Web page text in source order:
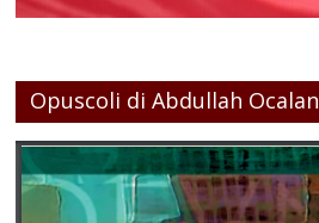
Opuscoli di Abdullah Ocalan